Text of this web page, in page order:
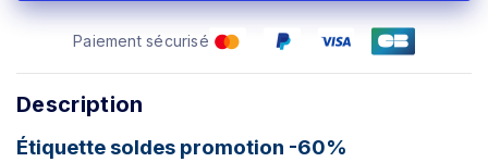
Paiement sécurisé
Description
Étiquette soldes promotion -60%